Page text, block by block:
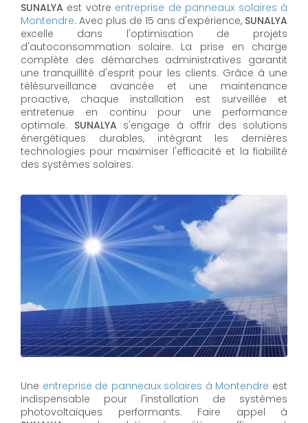
SUNALYA est votre entreprise de panneaux solaires à
Montendre. Avec plus de 15 ans d'expérience, SUNALYA
excelle dans l'optimisation de projets
d'autoconsommation solaire. La prise en charge
complète des démarches administratives garantit
une tranquillité d'esprit pour les clients. Grâce à une
télésurveillance avancée et une maintenance
proactive, chaque installation est surveillée et
entretenue en continu pour une performance
optimale. SUNALYA s'engage à offrir des solutions
énergétiques durables, intégrant les dernières
technologies pour maximiser l'efficacité et la fiabilité
des systèmes solaires.
Une entreprise de panneaux solaires à Montendre est
indispensable pour l'installation de systèmes
photovoltaïques performants. Faire appel à